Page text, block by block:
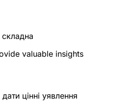
складна
valuable insights
цінні уявлення